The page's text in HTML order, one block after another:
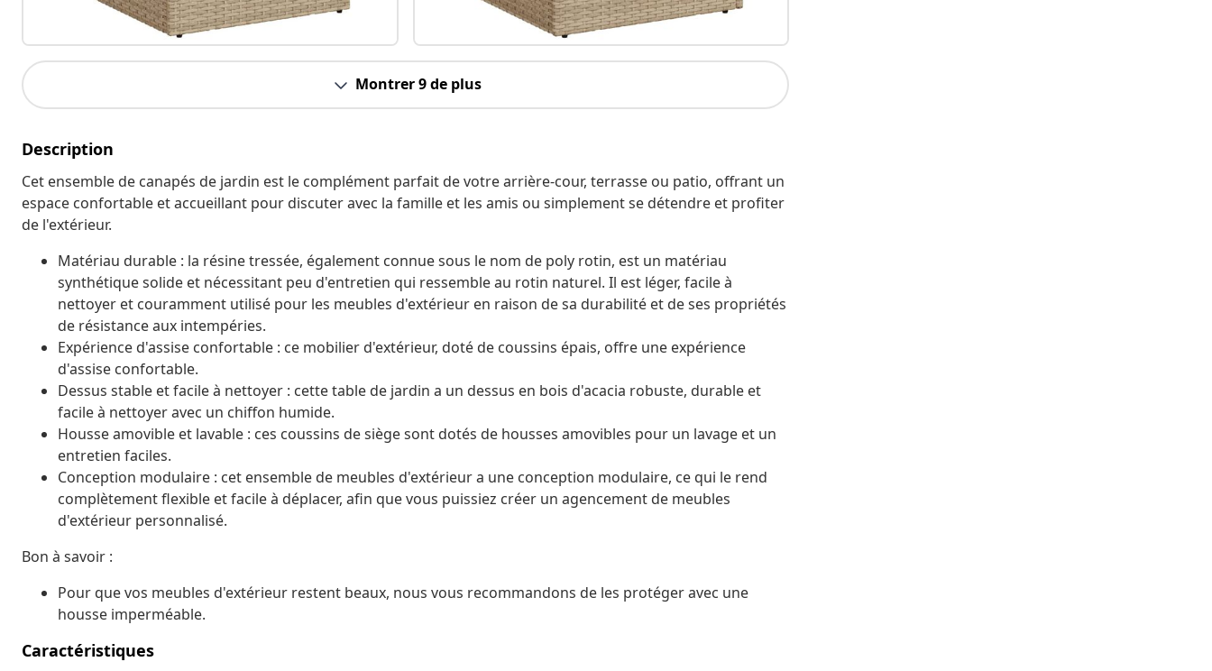
Montrer 9 de plus
Description
Cet ensemble de canapés de jardin est le complément parfait de votre arrière-cour, terrasse ou patio, offrant un
espace confortable et accueillant pour discuter avec la famille et les amis ou simplement se détendre et profiter
de l'extérieur.
Matériau durable : la résine tressée, également connue sous le nom de poly rotin, est un matériau
synthétique solide et nécessitant peu d'entretien qui ressemble au rotin naturel. Il est léger, facile à
nettoyer et couramment utilisé pour les meubles d'extérieur en raison de sa durabilité et de ses propriétés
de résistance aux intempéries.
Expérience d'assise confortable : ce mobilier d'extérieur, doté de coussins épais, offre une expérience
d'assise confortable.
Dessus stable et facile à nettoyer : cette table de jardin a un dessus en bois d'acacia robuste, durable et
facile à nettoyer avec un chiffon humide.
Housse amovible et lavable : ces coussins de siège sont dotés de housses amovibles pour un lavage et un
entretien faciles.
Conception modulaire : cet ensemble de meubles d'extérieur a une conception modulaire, ce qui le rend
complètement flexible et facile à déplacer, afin que vous puissiez créer un agencement de meubles
d'extérieur personnalisé.
Bon à savoir :
Pour que vos meubles d'extérieur restent beaux, nous vous recommandons de les protéger avec une
housse imperméable.
Caractéristiques